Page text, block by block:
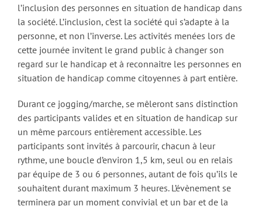
l’inclusion des personnes en situation de handicap dans
la société. L’inclusion, c’est la société qui s’adapte à la
personne, et non l’inverse. Les activités menées lors de
cette journée invitent le grand public à changer son
regard sur le handicap et à reconnaitre les personnes en
situation de handicap comme citoyennes à part entière.
Durant ce jogging/marche, se mêleront sans distinction
des participants valides et en situation de handicap sur
un même parcours entièrement accessible. Les
participants sont invités à parcourir, chacun à leur
rythme, une boucle d’environ 1,5 km, seul ou en relais
par équipe de 3 ou 6 personnes, autant de fois qu’ils le
souhaitent durant maximum 3 heures. L’évènement se
terminera par un moment convivial et un bar et de la